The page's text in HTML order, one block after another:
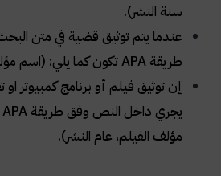
سنة النشر).
عندما يتم توثيق قضية في متن
طريقة APAتكون كما يلي: (اسم
إن توثيق فيلم أو برنامج كمبيوتر
يجري داخل النص وفق طريقة APA
مؤلف الفيلم، عام النشر).